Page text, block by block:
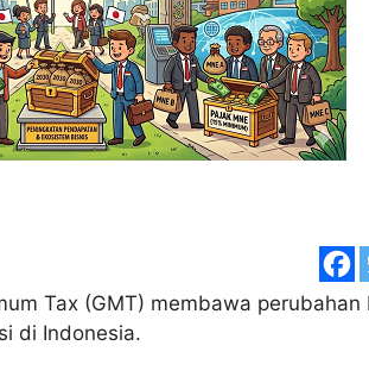
Tax (GMT) membawa
di Indonesia.